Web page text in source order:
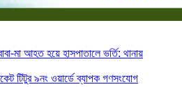
মা আহত হয়ে হাসপাতালে ভর্তি: থানায়
টিটুর ৯নং ওয়ার্ডে ব্যাপক গণসংযোগ